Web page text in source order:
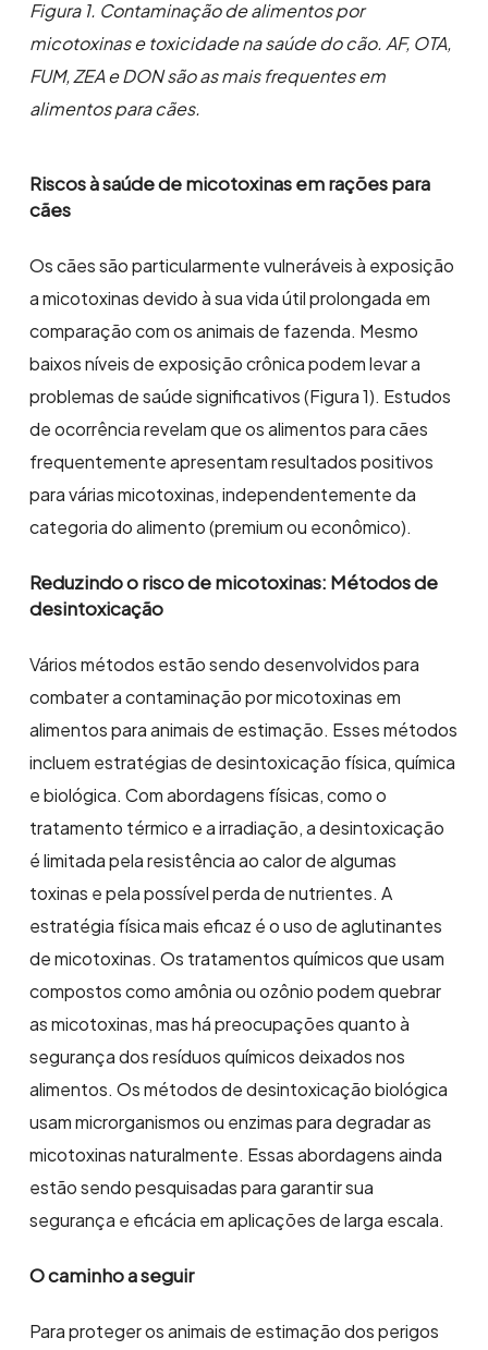
Figura 1. Contaminação de alimentos por
micotoxinas e toxicidade na saúde do cão. AF, OTA,
FUM, ZEA e DON são as mais frequentes em
alimentos para cães.
Riscos à saúde de micotoxinas em rações para
cães
Os cães são particularmente vulneráveis à exposição
a micotoxinas devido à sua vida útil prolongada em
comparação com os animais de fazenda. Mesmo
baixos níveis de exposição crônica podem levar a
problemas de saúde significativos (Figura 1). Estudos
de ocorrência revelam que os alimentos para cães
frequentemente apresentam resultados positivos
para várias micotoxinas, independentemente da
categoria do alimento (premium ou econômico).
Reduzindo o risco de micotoxinas: Métodos de
desintoxicação
Vários métodos estão sendo desenvolvidos para
combater a contaminação por micotoxinas em
alimentos para animais de estimação. Esses métodos
incluem estratégias de desintoxicação física, química
e biológica. Com abordagens físicas, como o
tratamento térmico e a irradiação, a desintoxicação
é limitada pela resistência ao calor de algumas
toxinas e pela possível perda de nutrientes. A
estratégia física mais eficaz é o uso de aglutinantes
de micotoxinas. Os tratamentos químicos que usam
compostos como amônia ou ozônio podem quebrar
as micotoxinas, mas há preocupações quanto à
segurança dos resíduos químicos deixados nos
alimentos. Os métodos de desintoxicação biológica
usam microrganismos ou enzimas para degradar as
micotoxinas naturalmente. Essas abordagens ainda
estão sendo pesquisadas para garantir sua
segurança e eficácia em aplicações de larga escala.
O caminho a seguir
Para proteger os animais de estimação dos perigos